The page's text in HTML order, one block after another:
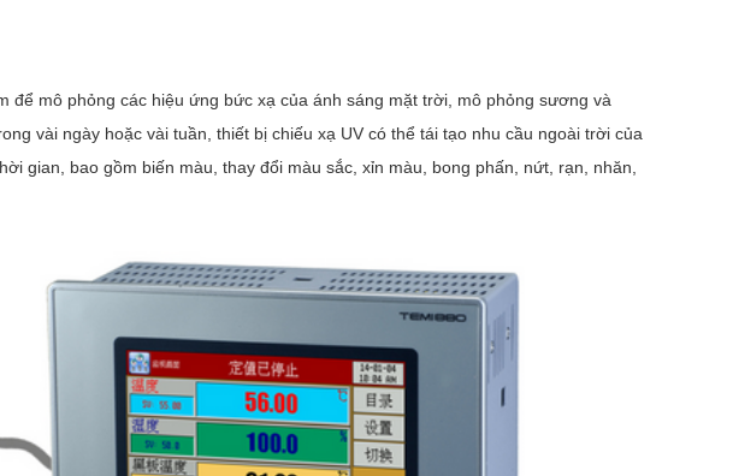
để mô phỏng các hiệu ứng bức xạ của ánh sáng mặt trời, mô phỏng sương và
vài ngày hoặc vài tuần, thiết bị chiếu xạ UV có thể tái tạo nhu cầu ngoài trời của
gian, bao gồm biến màu, thay đổi màu sắc, xỉn màu, bong phấn, nứt, rạn, nhăn,